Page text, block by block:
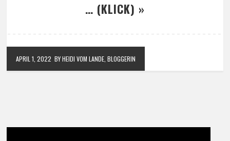
… (KLICK) »
APRIL 1, 2022 BY HEIDI VOM LANDE, BLOGGERIN